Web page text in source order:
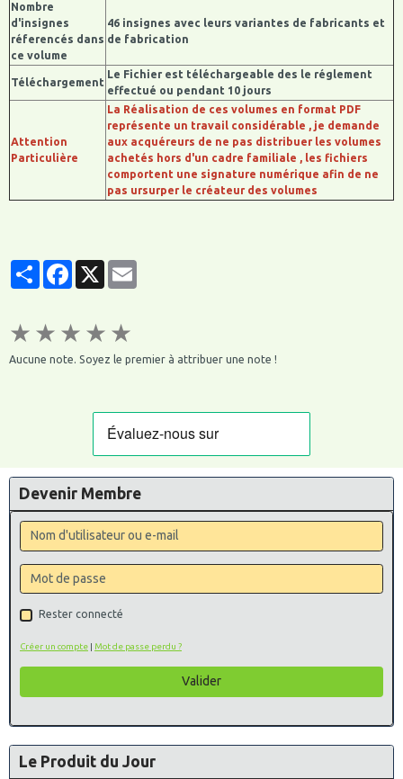
Nombre
d'insignes
réferencés dans
ce volume
46 insignes avec leurs variantes de fabricants et
de fabrication
Téléchargement
Le Fichier est téléchargeable des le réglement
effectué ou pendant 10 jours
Attention
Particulière
La Réalisation de ces volumes en format PDF
représente un travail considérable , je demande
aux acquéreurs de ne pas distribuer les volumes
achetés hors d'un cadre familiale , les fichiers
comportent une signature numérique afin de ne
pas ursurper le créateur des volumes
PartagerFacebook
X
★ ★ ★ ★ ★
Aucune note. Soyez le premier à attribuer une note !
Devenir Membre
Rester connecté
Créer un compte | Mot de passe perdu ?
Valider
Le Produit du Jour